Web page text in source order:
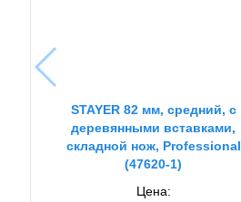
STAYER 82 мм, средний, с
деревянными вставками,
складной нож, Professional
(47620-1)
Цена: